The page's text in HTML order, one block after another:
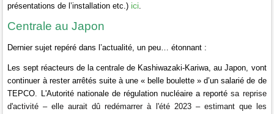
présentations de l’installation etc.) ici.
Centrale au Japon
Dernier sujet repéré dans l’actualité, un peu… étonnant :
Les sept réacteurs de la centrale de Kashiwazaki-Kariwa, au Japon, vont
continuer à rester arrêtés suite à une « belle boulette » d’un salarié de de
TEPCO. L'Autorité nationale de régulation nucléaire a reporté sa reprise
d'activité – elle aurait dû redémarrer à l'été 2023 – estimant que les